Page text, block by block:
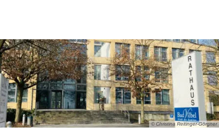
© Christina Reitinger-Görgner